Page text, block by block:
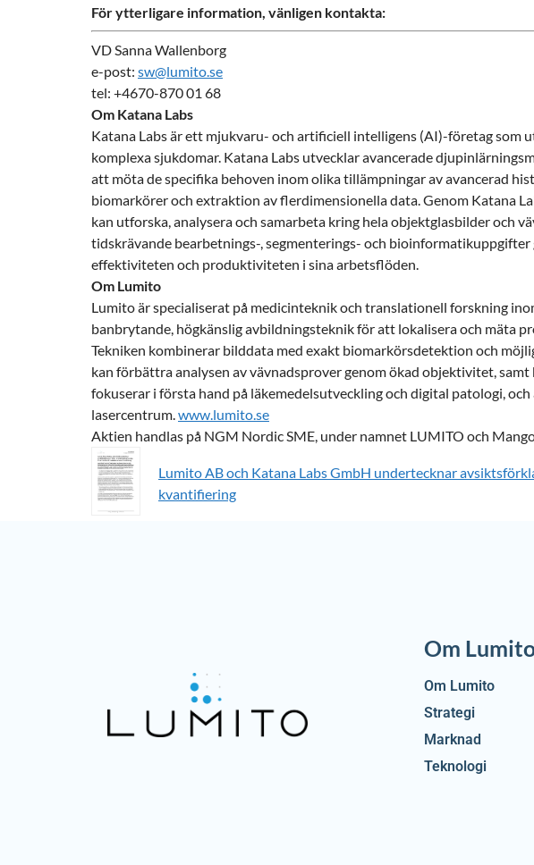
För ytterligare information, vänligen kontakta:
VD Sanna Wallenborg
e-post: sw@lumito.se
tel: +4670-870 01 68
Om Katana Labs
Katana Labs är ett mjukvaru- och artificiell intelligens (AI)-företag som
komplexa sjukdomar. Katana Labs utvecklar avancerade
att möta de specifika behoven inom olika tillämpningar av avancerad
biomarkörer och extraktion av flerdimensionella data. Genom Katana
kan utforska, analysera och samarbeta kring hela objektglasbilder och
tidskrävande bearbetnings-, segmenterings- och
effektiviteten och produktiviteten i sina arbetsflöden.
Om Lumito
Lumito är specialiserat på medicinteknik och translationell forskning
banbrytande, högkänslig avbildningsteknik för att lokalisera och mäta
Tekniken kombinerar bilddata med exakt biomarkörsdetektion och
kan förbättra analysen av vävnadsprover genom ökad objektivitet,
fokuserar i första hand på läkemedelsutveckling och digital patologi,
lasercentrum.www.lumito.se
Aktien handlas på NGM Nordic SME, under namnet LUMITO och
Lumito AB och Katana Labs GmbH undertecknar
kvantifiering
Om
Om Lumito
Strategi
Marknad
Teknologi